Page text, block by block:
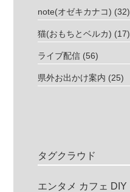
note(オゼキカナコ) (32)
猫(おもちとベルカ) (17)
ライブ配信 (56)
県外お出かけ案内 (25)
タグクラウド
エンタメ カフェ DIY